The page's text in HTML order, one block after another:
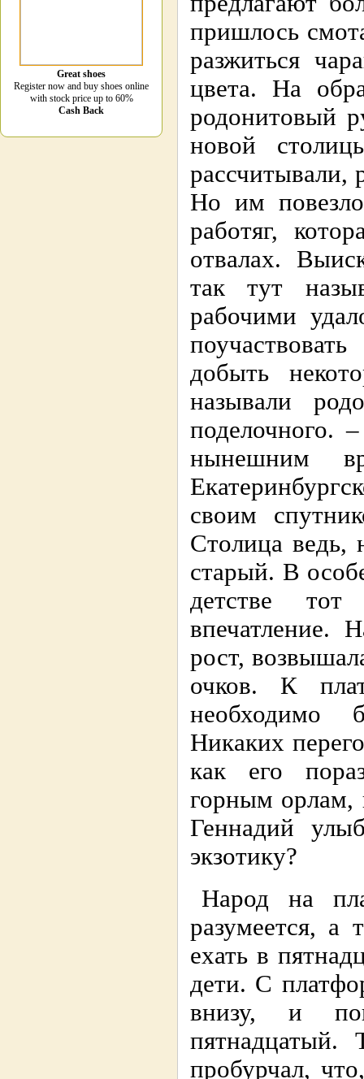
пришлось
разжиться
цвета. На
родонитовый
новой
рассчитывали,
Но им
работяг,
отвалах.
так тут
рабочими
добыть
называли
поделочного.
нынешним
своим
Столица
старый. В
детстве
впечатление.
рост,
очков. К
необходимо
Никаких
как его
горным орлам,
Геннадий
экзотику?
Народ на
разумеется, а
ехать в
дети. С
внизу, и
пятнадцатый.
пробурчал,
Great shoes
Register now and buy shoes online
with stock price up to 60%
Cash Back